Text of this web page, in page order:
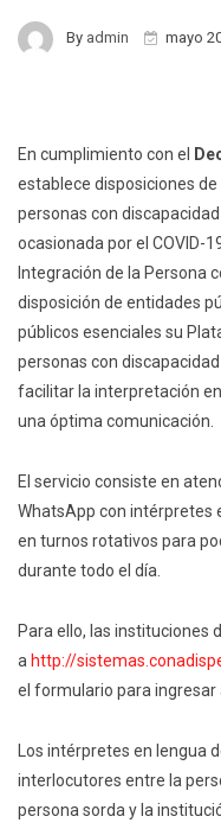
By admin mayo
En cumplimiento con el
establece disposiciones
personas con
ocasionada por el COVID-
Integración de la Persona
disposición de entidades
públicos esenciales su
personas con
facilitar la interpretación
una óptima comunicación.
El servicio consiste en
WhatsApp con intérpretes
en turnos rotativos para
durante todo el día.
Para ello, las instituciones
a http://
el formulario para ingresar
Los intérpretes en lengua
interlocutores entre la
persona sorda y la